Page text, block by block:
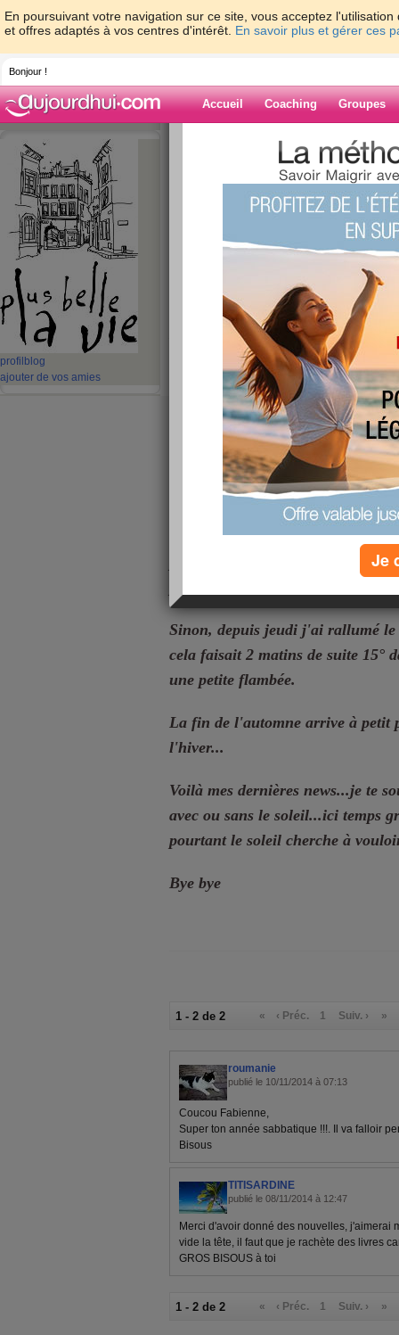
En poursuivant votre navigation sur ce site, vous acceptez
et offres adaptés à vos centres d'intérêt. En savoir plus et gérer ces
Bonjour !
Accueil Coaching Groupes
profil blog
ajouter de vos amies
> > novembre...
Blog de dudul
novembre...
Bonjour mon amie,
Je ne suis pas venue sur le site
très occupée...
Je n'ai pas souhaité mon
soucis, mais rien de grave !
J'ai repris la broderie aux points
représente un lutin fille, le
petites nièces, je verrai quand il
Sinon, depuis jeudi j'ai rallumé
cela faisait 2 matins de suite 15°
une petite flambée.
La fin de l'automne arrive à petit
l'hiver...
Voilà mes dernières news...je te
avec ou sans le soleil...ici temps
pourtant le soleil cherche à
Bye bye
1 - 2 de 2 « ‹ Préc. 1 Suiv. › »
roumanie
publié le 10/11/2014 à 07:13
Coucou Fabienne,
Super ton année sabbatique !!!. Il va falloir
Bisous
TITISARDINE
publié le 08/11/2014 à 12:47
Merci d'avoir donné des nouvelles, j'aimerai
vide la tête, il faut que je rachète des livres
GROS BISOUS à toi
1 - 2 de 2 « ‹ Préc. 1 Suiv. › »
Je